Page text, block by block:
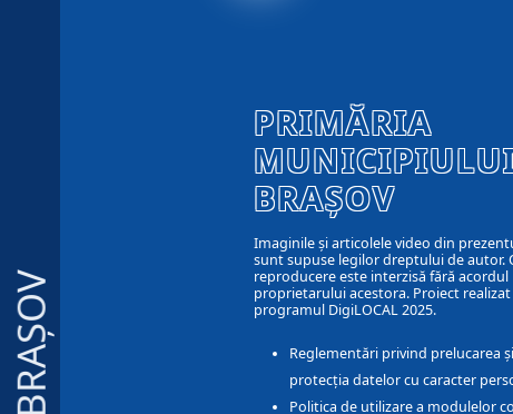
BRAȘOV
PRIMĂRIA
BRAȘOV
Imaginile și articolele video din
sunt supuse legilor dreptului de autor.
reproducere este interzisă fără acordul
proprietarului acestora. Proiect
programul DigiLOCAL 2025.
Reglementări privind prelucarea și
protecția datelor cu caracter
Politica de utilizare a modulelor